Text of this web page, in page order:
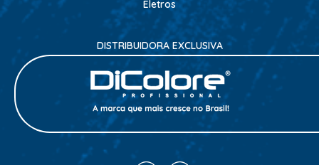
COLORAÇÃO TRADICIONAL
COLORACAO TSA
COND MANUTENÇÃO
FINALIZADORES
FIXADORES
LEAVEIN - DEFRIZANTES
MASCARAS MANUTENCAO
Eletros
DISTRIBUIDORA EXCLUSIVA